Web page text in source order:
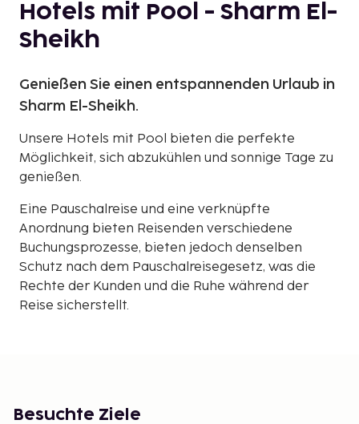
Hotels mit Pool - Sharm El-
Sheikh
Genießen Sie einen entspannenden Urlaub in
Sharm El-Sheikh.
Unsere Hotels mit Pool bieten die perfekte
Möglichkeit, sich abzukühlen und sonnige Tage zu
genießen.
Eine Pauschalreise und eine verknüpfte
Anordnung bieten Reisenden verschiedene
Buchungsprozesse, bieten jedoch denselben
Schutz nach dem Pauschalreisegesetz, was die
Rechte der Kunden und die Ruhe während der
Reise sicherstellt.
Besuchte Ziele